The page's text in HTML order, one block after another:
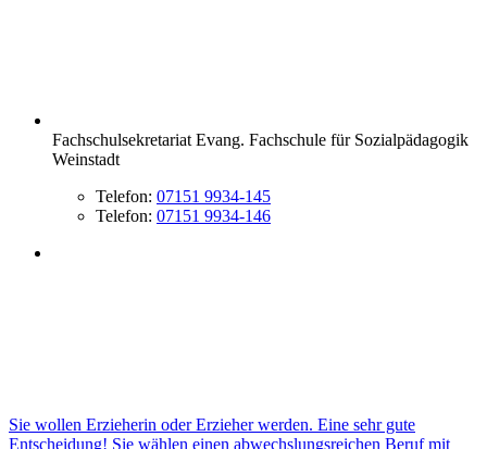
Fachschulsekretariat Evang. Fachschule für Sozialpädagogik
Weinstadt
Telefon: 07151 9934-145
Telefon: 07151 9934-146
Sie wollen Erzieherin oder Erzieher werden. Eine sehr gute
Entscheidung! Sie wählen einen abwechslungsreichen Beruf mit